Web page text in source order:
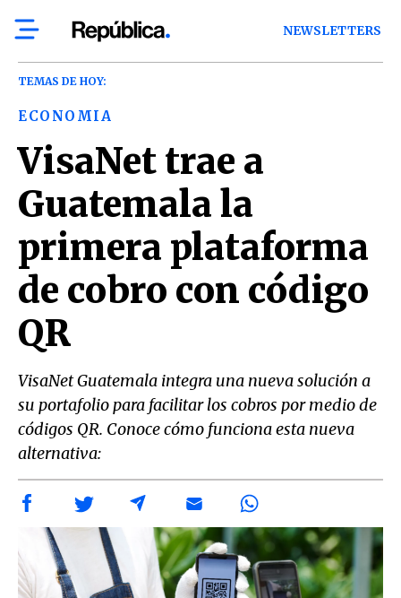
NEWSLETTERS
TEMAS DE HOY:
ECONOMIA
VisaNet trae a
Guatemala la
primera plataforma
de cobro con código
QR
VisaNet Guatemala integra una nueva solución a
su portafolio para facilitar los cobros por medio de
códigos QR. Conoce cómo funciona esta nueva
alternativa: